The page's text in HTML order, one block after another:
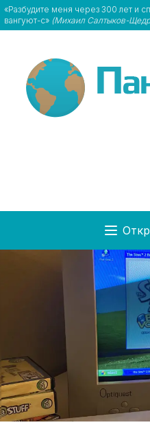
«Разбудите меня через 300 лет и
вангуют-с» (Михаил Салтыков-